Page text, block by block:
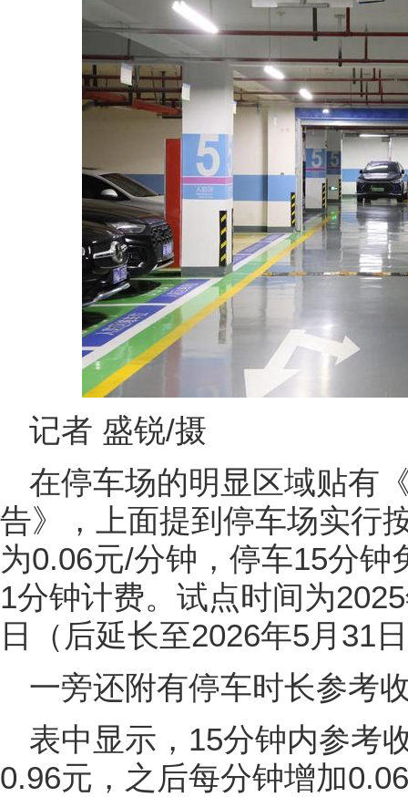
记者 盛锐/摄
在停车场的明显区域贴有
告》，上面提到停车场实行
为0.06元/分钟，停车15分
1分钟计费。试点时间为
日（后延长至2026年5月31
一旁还附有停车时长参考
表中显示，15分钟内参考
0.96元，之后每分钟增加